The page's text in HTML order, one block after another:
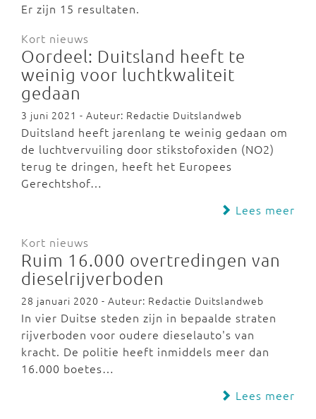
Er zijn 15 resultaten.
Kort nieuws
Oordeel: Duitsland heeft te
weinig voor luchtkwaliteit
gedaan
3 juni 2021 - Auteur: Redactie Duitslandweb
Duitsland heeft jarenlang te weinig gedaan om
de luchtvervuiling door stikstofoxiden (NO2)
terug te dringen, heeft het Europees
Gerechtshof…
Lees meer
Kort nieuws
Ruim 16.000 overtredingen van
dieselrijverboden
28 januari 2020 - Auteur: Redactie Duitslandweb
In vier Duitse steden zijn in bepaalde straten
rijverboden voor oudere dieselauto's van
kracht. De politie heeft inmiddels meer dan
16.000 boetes…
Lees meer